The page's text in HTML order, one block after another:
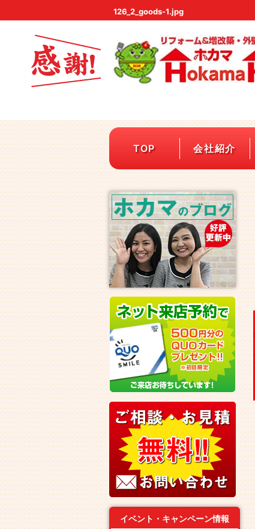
126_2_goods-1.jpg
TOP 会社紹介
イベント・キャンペーン情報